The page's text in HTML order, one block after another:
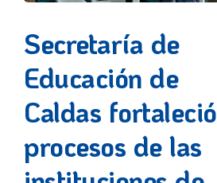
Secretaría de
Educación de
Caldas fortaleció
procesos de las